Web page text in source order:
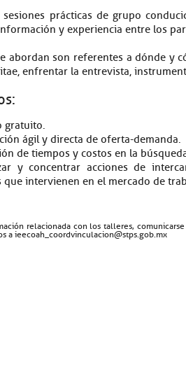
sesiones prácticas de grupo
y experiencia entre los
abordan son referentes a dónde y
enfrentar la entrevista,
gratuito.
ágil y directa de oferta-demanda.
de tiempos y costos en la
y concentrar acciones de
que intervienen en el mercado de
relacionada con los talleres,
a ieecoah_coordvinculacion@stps.gob.mx